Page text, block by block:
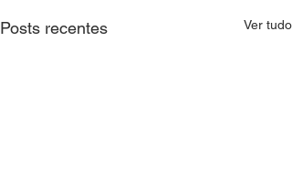
Posts recentes Ver tudo